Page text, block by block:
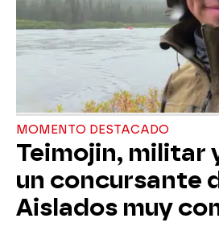
MOMENTO DESTACADO
Teimojin, militar
un concursante
Aislados muy